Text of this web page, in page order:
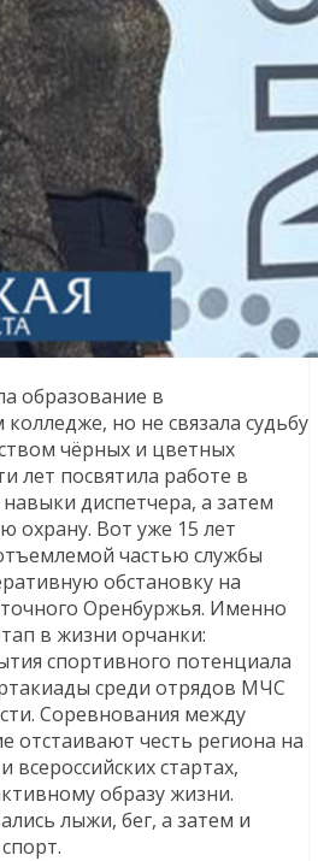
образование в
но не связала судьбу
чёрных и цветных
лет посвятила работе в
диспетчера, а затем
охрану. Вот уже 15 лет
частью службы
обстановку на
Оренбуржья. Именно
в жизни орчанки:
спортивного потенциала
среди отрядов МЧС
Соревнования между
отстаивают честь региона на
всероссийских стартах,
образу жизни.
лыжи, бег, а затем и